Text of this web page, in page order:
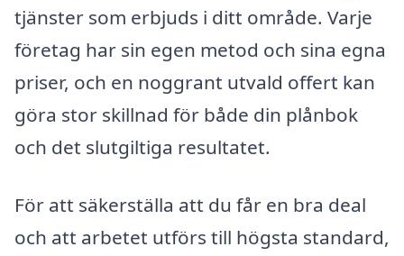
tjänster som erbjuds i ditt område. Varje
företag har sin egen metod och sina egna
priser, och en noggrant utvald offert kan
göra stor skillnad för både din plånbok
och det slutgiltiga resultatet.
För att säkerställa att du får en bra deal
och att arbetet utförs till högsta standard,